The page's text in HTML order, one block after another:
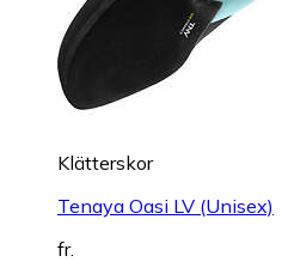
Klätterskor
Tenaya Oasi LV (Unisex)
fr.